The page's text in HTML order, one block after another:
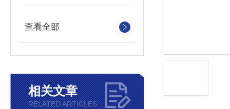
查看全部
相关文章
RELATED ARTICLES